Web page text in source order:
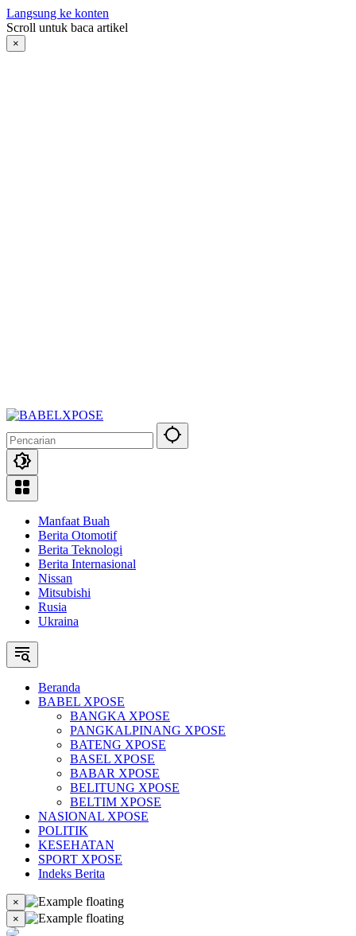
Langsung ke konten
Scroll untuk baca artikel
×
Manfaat Buah
Berita Otomotif
Berita Teknologi
Berita Internasional
Nissan
Mitsubishi
Rusia
Ukraina
Beranda
BABEL XPOSE
BANGKA XPOSE
PANGKALPINANG XPOSE
BATENG XPOSE
BASEL XPOSE
BABAR XPOSE
BELITUNG XPOSE
BELTIM XPOSE
NASIONAL XPOSE
POLITIK
KESEHATAN
SPORT XPOSE
Indeks Berita
×
×